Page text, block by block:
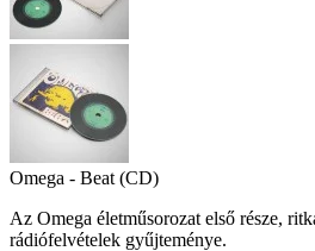
Omega - Beat (CD)
Az Omega életműsorozat első része,
rádiófelvételek gyűjteménye.